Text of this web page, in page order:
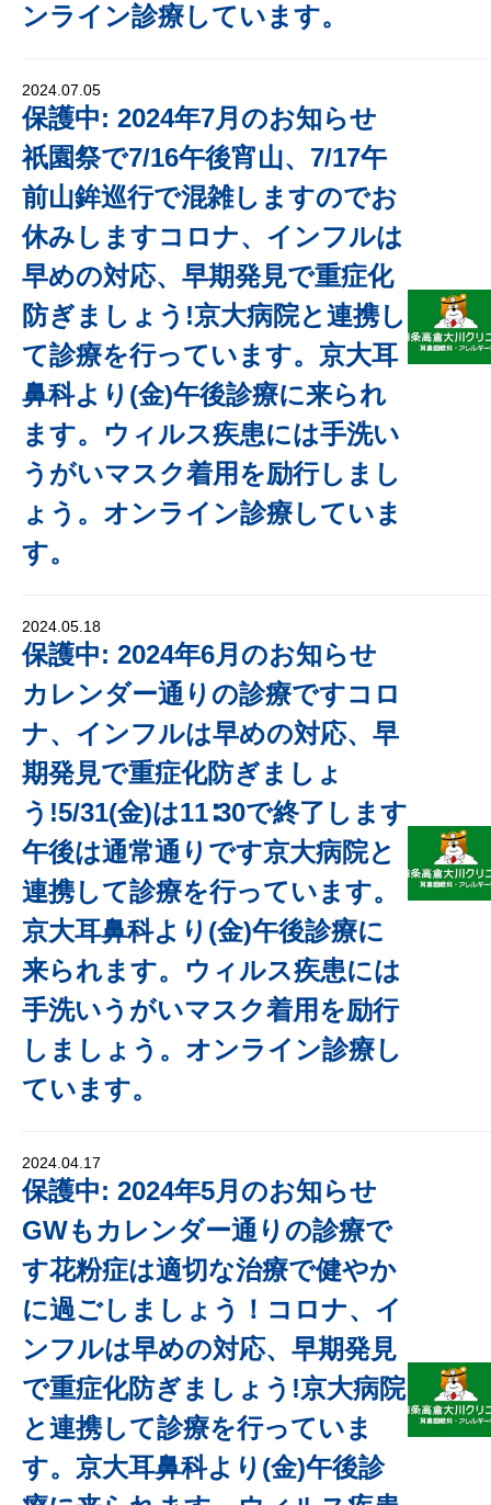
ンライン診療しています。
2024.07.05
保護中: 2024年7月のお知らせ
祇園祭で7/16午後宵山、7/17午
前山鉾巡行で混雑しますのでお
休みしますコロナ、インフルは
早めの対応、早期発見で重症化
防ぎましょう!京大病院と連携し
て診療を行っています。京大耳
鼻科より(金)午後診療に来られ
ます。ウィルス疾患には手洗い
うがいマスク着用を励行しまし
ょう。オンライン診療していま
す。
2024.05.18
保護中: 2024年6月のお知らせ
カレンダー通りの診療ですコロ
ナ、インフルは早めの対応、早
期発見で重症化防ぎましょ
う!5/31(金)は11∶30で終了します
午後は通常通りです京大病院と
連携して診療を行っています。
京大耳鼻科より(金)午後診療に
来られます。ウィルス疾患には
手洗いうがいマスク着用を励行
しましょう。オンライン診療し
ています。
2024.04.17
保護中: 2024年5月のお知らせ
GWもカレンダー通りの診療で
す花粉症は適切な治療で健やか
に過ごしましょう！コロナ、イ
ンフルは早めの対応、早期発見
で重症化防ぎましょう!京大病院
と連携して診療を行っていま
す。京大耳鼻科より(金)午後診